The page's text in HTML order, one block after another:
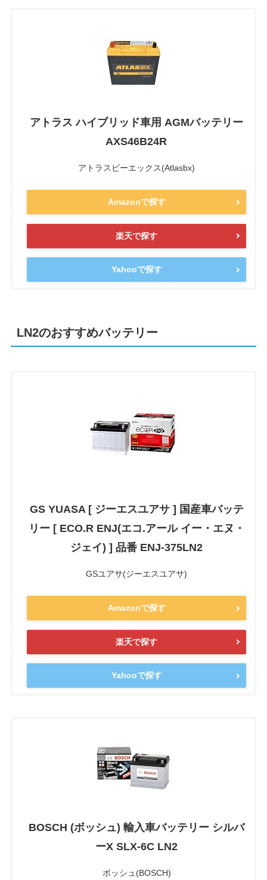
アトラス ハイブリッド車用 AGMバッテリー
AXS46B24R
アトラスビーエックス(Atlasbx)
Amazonで探す
楽天で探す
Yahooで探す
LN2のおすすめバッテリー
GS YUASA [ ジーエスユアサ ] 国産車バッテ
リー [ ECO.R ENJ(エコ.アール イー・エヌ・
ジェイ) ] 品番 ENJ-375LN2
GSユアサ(ジーエスユアサ)
Amazonで探す
楽天で探す
Yahooで探す
BOSCH (ボッシュ) 輸入車バッテリー シルバ
ーX SLX-6C LN2
ボッシュ(BOSCH)